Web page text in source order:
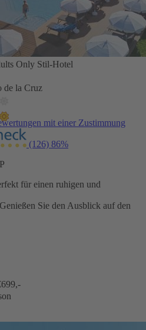
Only Stil-Hotel
de la Cruz
mit einer Zustimmung
(126) 86%
für einen ruhigen und
Sie den Ausblick auf den
699,-